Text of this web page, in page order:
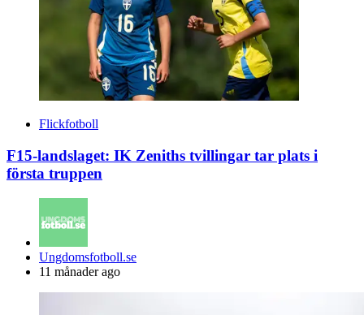
Flickfotboll
F15-landslaget: IK Zeniths tvillingar tar plats i
första truppen
Posted
by
Ungdomsfotboll.se
11 månader ago